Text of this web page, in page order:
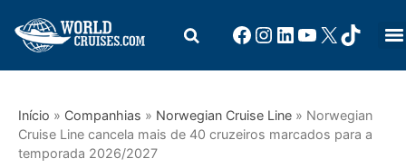
Início » Companhias » Norwegian Cruise Line » Norwegian
Cruise Line cancela mais de 40 cruzeiros marcados para a
temporada 2026/2027